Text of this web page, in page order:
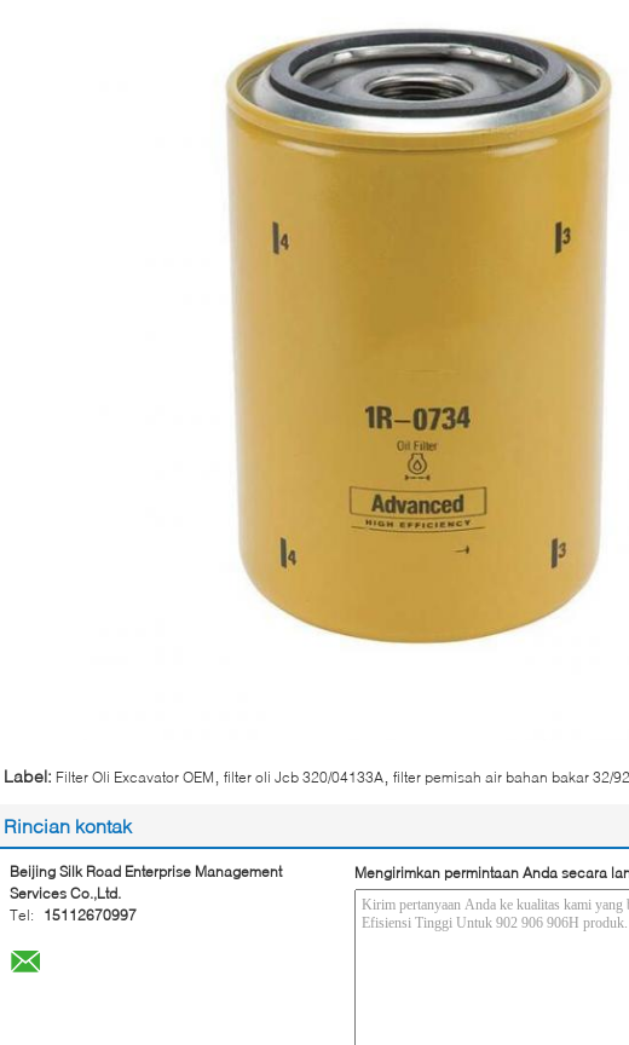
Label: Filter Oli Excavator OEM filter oli Jcb 320/04133A filter pemisah air bahan bakar 32/
Rincian kontak
Beijing Silk Road Enterprise Management
Services Co.,Ltd.
Tel:
15112670997
Mengirimkan permintaan Anda secara